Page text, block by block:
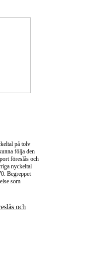
på tolv
följa den
föreslås och
nyckeltal
Begreppet
som
och